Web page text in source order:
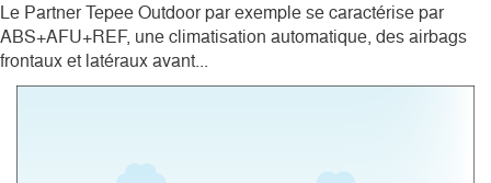
Le Partner Tepee Outdoor par exemple se caractérise par
ABS+AFU+REF, une climatisation automatique, des airbags
frontaux et latéraux avant...